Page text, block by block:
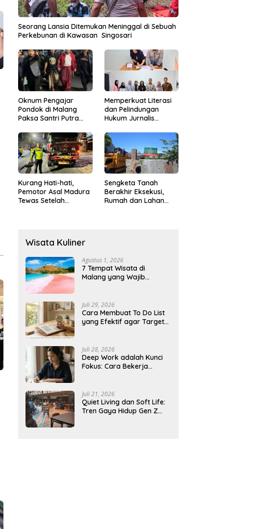
Seorang Lansia Ditemukan Meninggal di Sebuah
Perkebunan di Kawasan Singosari
Oknum Pengajar
Pondok di Malang
Paksa Santri Putra
Memperkuat Literasi
dan Pelindungan
Hukum Jurnalis
Hukumonline
Menyediakan Layanan
AI Gratis
Kurang Hati-hati,
Pemotor Asal Madura
Tewas Setelah
Sengketa Tanah
Berakhir Eksekusi,
Rumah dan Lahan
Wisata Kuliner
Agustus 1, 2026
7 Tempat Wisata di
Malang yang Wajib
Juli 29, 2026
Cara Membuat To Do List
yang Efektif agar Target
Juli 28, 2026
Deep Work adalah Kunci
Fokus: Cara Bekerja
Juli 21, 2026
Quiet Living dan Soft Life:
Tren Gaya Hidup Gen Z